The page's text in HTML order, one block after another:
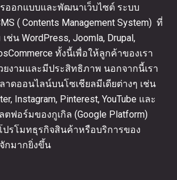
ออกแบบและพัฒนาเว็บไซต์ ระบบ
( Contents Management System) ที่
ช่น WordPress, Joomla, Drupal,
ทั้งนี้เพื่อให้ลูกค้าของเรา
ยงามและมีประสิทธิภาพ นอกจากนี้เรา
าดออนไลน์บนโซเชียลมีเดียต่างๆ เช่น
Instagram, Pinterest, YouTube และ
ตฟอร์มของกูเกิล (Google Platform)
ปรโมทธุรกิจสินค้าหรือบริการของ
กมากยิ่งขึ้น